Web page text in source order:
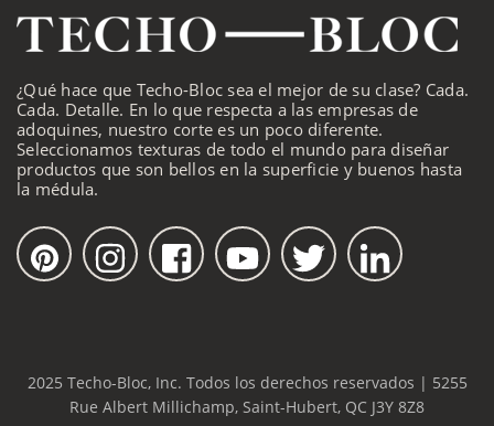
¿Qué hace que Techo-Bloc sea el mejor de su clase? Cada.
Cada. Detalle. En lo que respecta a las empresas de
adoquines, nuestro corte es un poco diferente.
Seleccionamos texturas de todo el mundo para diseñar
productos que son bellos en la superficie y buenos hasta
la médula.
2025 Techo-Bloc, Inc. Todos los derechos reservados | 5255
Rue Albert Millichamp, Saint-Hubert, QC J3Y 8Z8